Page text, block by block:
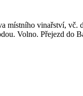
místního vinařství,
Volno. Přejezd do